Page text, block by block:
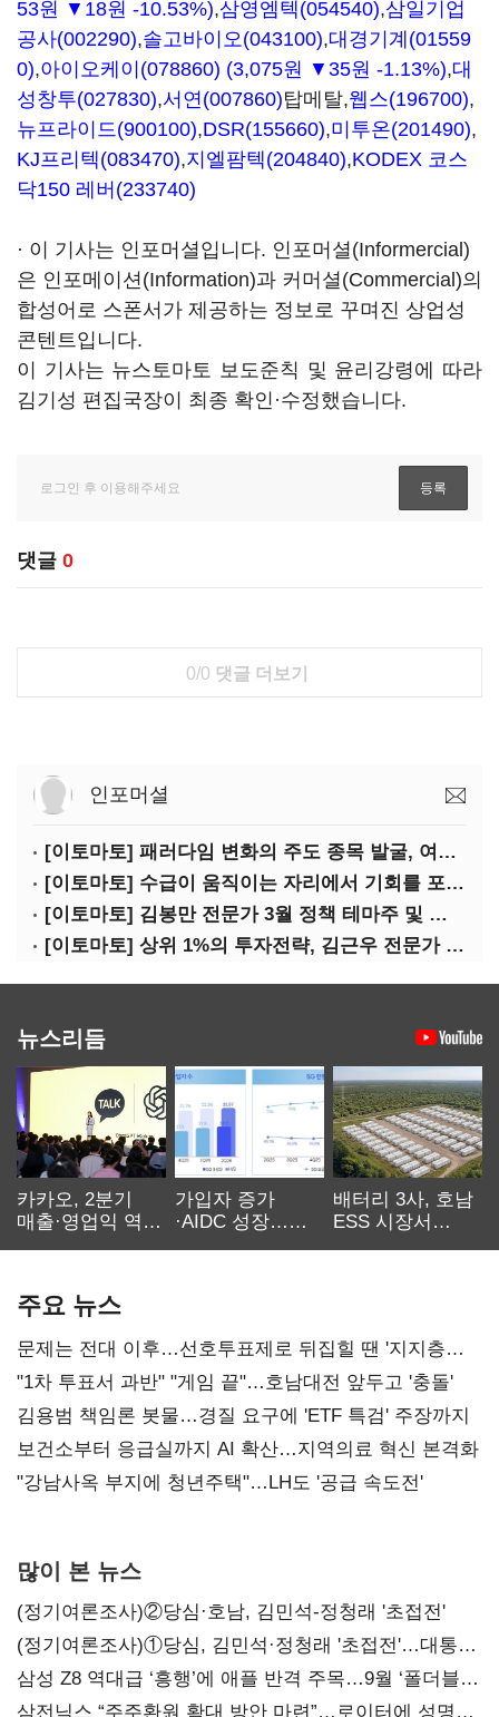
53원 ▼18원 -10.53%),삼영엠텍(054540),삼일기업
공사(002290),솔고바이오(043100),대경기계(01559
0),아이오케이(078860) (3,075원 ▼35원 -1.13%),대
성창투(027830),서연(007860)탑메탈,웹스(196700),
뉴프라이드(900100),DSR(155660),미투온(201490),
KJ프리텍(083470),지엘팜텍(204840),KODEX 코스
닥150 레버(233740)
· 이 기사는 인포머셜입니다. 인포머셜(Informercial)
은 인포메이션(Information)과 커머셜(Commercial)의
합성어로 스폰서가 제공하는 정보로 꾸며진 상업성
콘텐트입니다.
이 기사는 뉴스토마토 보도준칙 및 윤리강령에 따라
김기성 편집국장이 최종 확인·수정했습니다.
댓글 0
0/0 댓글 더보기
인포머셜
[이토마토] 패러다임 변화의 주도 종목 발굴, 여인수 전문가 투자클럽
[이토마토] 수급이 움직이는 자리에서 기회를 포착하다, 김형일 전문가 투자클럽
[이토마토] 김봉만 전문가 3월 정책 테마주 및 제약 바이오 선취매 전략 아카데미 3/5(목) 2부 진행
[이토마토] 상위 1%의 투자전략, 김근우 전문가 투자클럽에서 확인하세요
뉴스리듬
카카오, 2분기
매출·영업익 역대
가입자 증가
·AIDC 성장…
배터리 3사, 호남
ESS 시장서
주요 뉴스
문제는 전대 이후…선호투표제로 뒤집힐 땐 '지지층
불복'
"1차 투표서 과반" "게임 끝"…호남대전 앞두고 '충돌'
김용범 책임론 봇물…경질 요구에 'ETF 특검' 주장까지
보건소부터 응급실까지 AI 확산…지역의료 혁신 본격화
"강남사옥 부지에 청년주택"…LH도 '공급 속도전'
많이 본 뉴스
(정기여론조사)②당심·호남, 김민석-정청래 '초접전'
(정기여론조사)①당심, 김민석·정청래 '초접전'…대통령
지지도 '50% 아래로'(종합)
삼성 Z8 역대급 ‘흥행’에 애플 반격 주목…9월 ‘폴더블
대전’
삼전닉스 “주주환원 확대 방안 마련”…로이터에 성명